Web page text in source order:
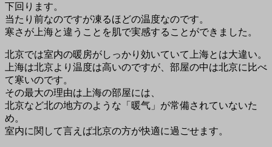
下回ります。
当たり前なのですが凍るほどの温度なのです。
寒さが上海と違うことを肌で実感することができました。
北京では室内の暖房がしっかり効いていて上海とは大違い。
上海は北京より温度は高いのですが、部屋の中は北京に比べ
て寒いのです。
その最大の理由は上海の部屋には、
北京など北の地方のような「暖气」が常備されていないた
め。
室内に関して言えば北京の方が快適に過ごせます。